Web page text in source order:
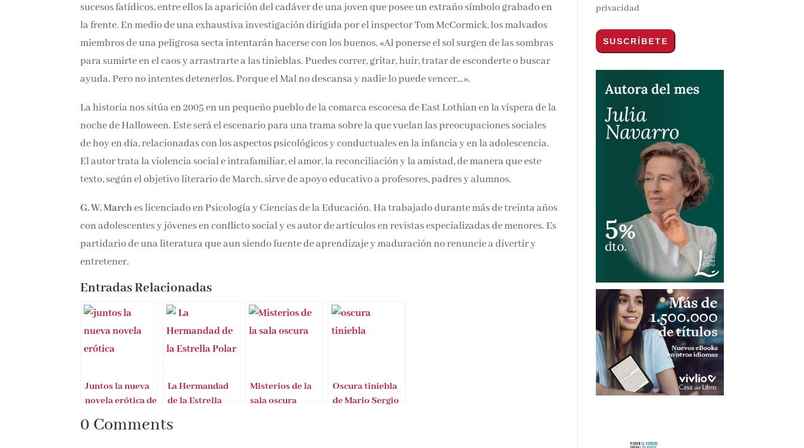
sucesos fatídicos, entre ellos la aparición del cadáver de una joven que posee un extraño símbolo grabado en
la frente. En medio de una exhaustiva investigación dirigida por el inspector Tom McCormick, los malvados
miembros de una peligrosa secta intentarán hacerse con los buenos. «Al ponerse el sol surgen de las sombras
para sumirte en el caos y arrastrarte a las tinieblas. Puedes correr, gritar, huir, tratar de esconderte o buscar
ayuda. Pero no intentes detenerlos. Porque el Mal no descansa y nadie lo puede vencer…».
La historia nos sitúa en 2005 en un pequeño pueblo de la comarca escocesa de East Lothian en la víspera de la
noche de Halloween. Este será el escenario para una trama sobre la que vuelan las preocupaciones sociales
de hoy en día, relacionadas con los aspectos psicológicos y conductuales en la infancia y en la adolescencia.
El autor trata la violencia social e intrafamiliar, el amor, la reconciliación y la amistad, de manera que este
texto, según el objetivo literario de March, sirve de apoyo educativo a profesores, padres y alumnos.
G. W. Marches licenciado en Psicología y Ciencias de la Educación. Ha trabajado durante más de treinta años
con adolescentes y jóvenes en conflicto social y es autor de artículos en revistas especializadas de menores. Es
partidario de una literatura que aun siendo fuente de aprendizaje y maduración no renuncie a divertir y
entretener.
Entradas Relacionadas
Juntos la nueva
novela erótica de
La Hermandad
de la Estrella
Misterios de la
sala oscura
Oscura tiniebla
de Mario Sergio
0 Comments
privacidad